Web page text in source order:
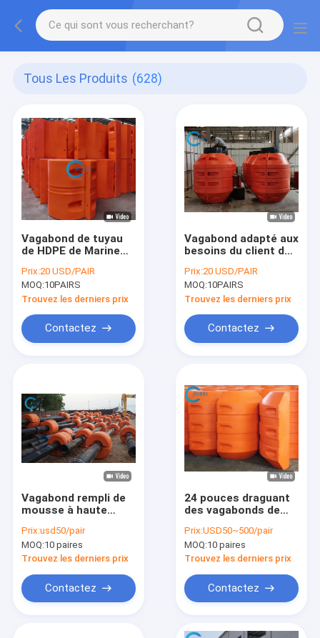
Tous Les Produits (628)
Vagabond de tuyau
de HDPE de Marine
résistance à la
traction 15MPa
Prix:20 USD/PAIR
MOQ:10PAIRS
Trouvez les derniers prix
Contactez
Vagabond adapté aux
besoins du client de
d'unité centrale de
taille pour flotter
Marine Dredging
Pipeline
Prix:20 USD/PAIR
MOQ:10PAIRS
Trouvez les derniers prix
Contactez
Vagabond rempli de
mousse à haute
pour Marine Dredging
Sand/boue
déchargeant le projet
Prix:usd50/pair
MOQ:10 paires
Trouvez les derniers prix
Contactez
24 pouces draguant
des vagabonds de
flotteur de tuyau
pour la mer Marine
River
Prix:USD50~500/pair
MOQ:10 paires
Trouvez les derniers prix
Contactez